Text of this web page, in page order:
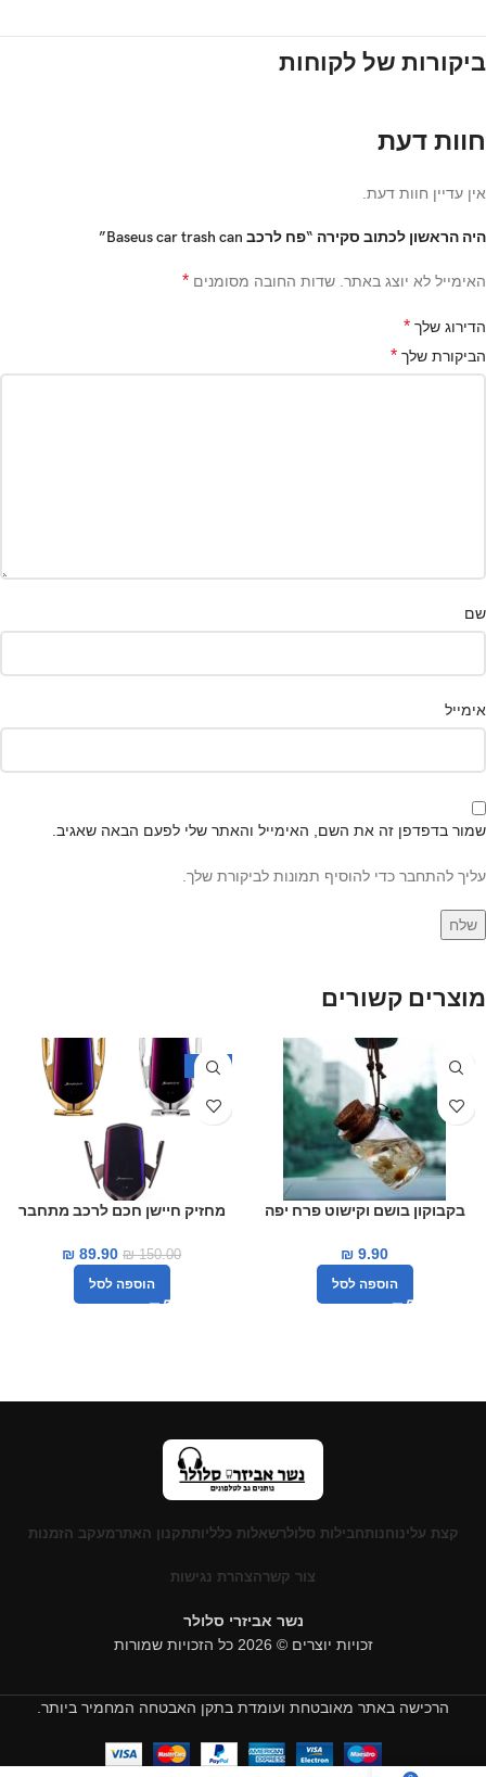
ביקורות של לקוחות
חוות דעת
אין עדיין חוות דעת.
היה הראשון לכתוב סקירה “פח לרכב Baseus car trash can”
האימייל לא יוצג באתר. שדות החובה מסומנים *
הדירוג שלך *
הביקורת שלך *
שם
אימייל
שמור בדפדפן זה את השם, האימייל והאתר שלי לפעם הבאה שאגיב.
עליך להתחבר כדי להוסיף תמונות לביקורת שלך.
מוצרים קשורים
בקבוקון בושם וקישוט פרח יפה
₪ 9.90
הוספה לסל
-40%
מחזיק חיישן חכם לרכב מתחבר
₪150.00
₪ 89.90
הוספה לסל
קצת עלינוחנותחבילות סלולרשאלות כלליותתקנון האתרמעקב הזמנות
צור קשרהצהרת נגישות
נשר אביזרי סלולר
זכויות יוצרים © 2026 כל הזכויות שמורות
הרכישה באתר מאובטחת ועומדת בתקן האבטחה המחמיר ביותר.